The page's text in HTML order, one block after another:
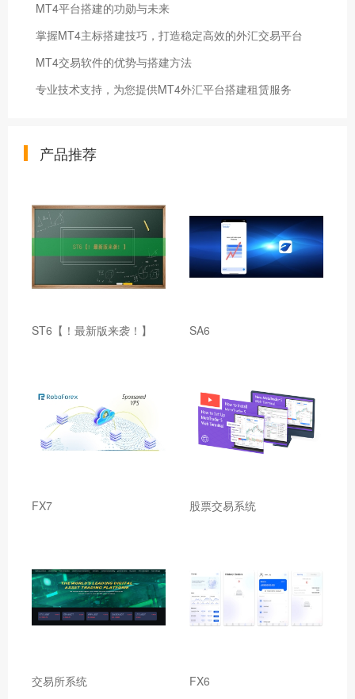
MT4平台搭建的功勋与未来
掌握MT4主标搭建技巧，打造稳定高效的外汇交易平台
MT4交易软件的优势与搭建方法
专业技术支持，为您提供MT4外汇平台搭建租赁服务
产品推荐
ST6【！最新版来袭！】 SA6
FX7 股票交易系统
交易所系统 FX6